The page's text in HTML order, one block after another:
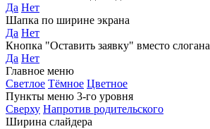
Да Нет
Шапка по ширине экрана
Да Нет
Кнопка "Оставить заявку" вместо слогана
Да Нет
Главное меню
Светлое Тёмное Цветное
Пункты меню 3-го уровня
Сверху Напротив родительского
Ширина слайдера